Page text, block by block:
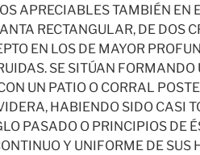
APRECIABLES TAMBIÉN EN
RECTANGULAR, DE DOS
EN LOS DE MAYOR
SE SITÚAN
UN PATIO O CORRAL
HABIENDO SIDO CASI
PASADO O PRINCIPIOS DE
Y UNIFORME DE